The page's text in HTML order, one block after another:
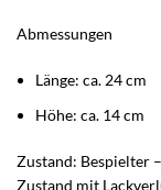
Abmessungen
Länge: ca. 24 cm
Höhe: ca. 14 cm
Zustand: Bespielter
Zustand mit